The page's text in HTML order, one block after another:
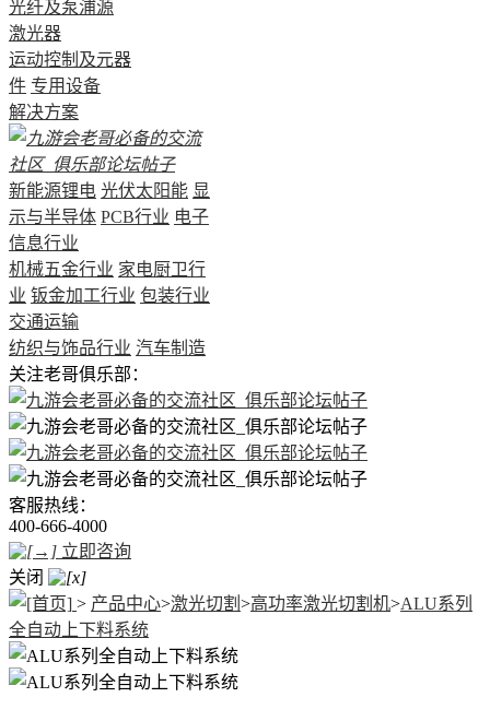
光纤及泵浦源
激光器
运动控制及元器
件 专用设备
解决方案
新能源锂电 光伏太阳能 显
示与半导体 PCB行业 电子
信息行业
机械五金行业 家电厨卫行
业 钣金加工行业 包装行业
交通运输
纺织与饰品行业 汽车制造
关注老哥俱乐部：
客服热线：
400-666-4000
立即咨询
关闭
> 产品中心>激光切割 >高功率激光切割机>ALU系列
全自动上下料系统